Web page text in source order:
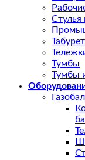
Стулья
Тумбы
Тумбы